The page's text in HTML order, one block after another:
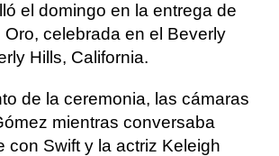
el domingo en la entrega de
Oro, celebrada en el Beverly
Hills, California.
de la ceremonia, las cámaras
mientras conversaba
con Swift y la actriz Keleigh